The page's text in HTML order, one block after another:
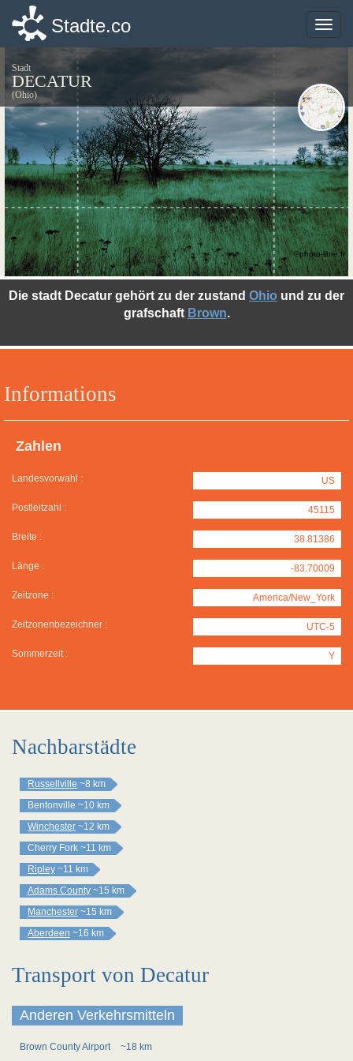
Toggle
Stadte.co
Stadt
DECATUR
(Ohio)
Informations
Zahlen
Landesvorwahl : US
Postleitzahl : 45115
Breite : 38.81386
Länge : -83.70009
Zeitzone : America/New_York
Zeitzonenbezeichner : UTC-5
Sommerzeit : Y
Die stadt Decatur gehört zu der zustand Ohio und zu der
grafschaft Brown.
©photo-libre.fr
Nachbarstädte
Russellville ~8 km
Bentonville ~10 km
Winchester ~12 km
Cherry Fork ~11 km
Ripley ~11 km
Adams County ~15 km
Manchester ~15 km
Aberdeen ~16 km
Transport von Decatur
Anderen Verkehrsmitteln
Brown County Airport ~18 km
Toggle
Stadte.co